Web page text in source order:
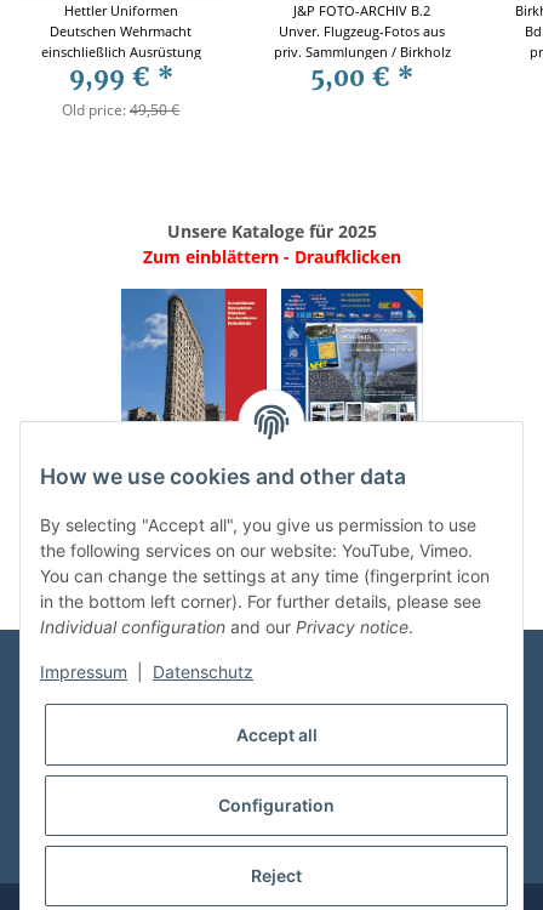
Hettler Uniformen
Deutschen Wehrmacht
einschließlich Ausrüstung
Seitenwaffen
9,99 € *
Old price:49,50 €
J&P FOTO-ARCHIV B.2
Unver. Flugzeug-Fotos aus
priv. Sammlungen / Birkholz
- Mexpl
5,00 € *
Unsere Kataloge für 2025
Zum einblättern - Draufklicken
. ..
Categories
Shop Service
* All prices incl. VAT, plusshipping fees
How we use cookies and other data
By selecting "Accept all", you give us permission to use
the following services on our website: YouTube, Vimeo.
You can change the settings at any time (fingerprint icon
in the bottom left corner). For further details, please see
Individual configuration and our Privacy notice.
Impressum Datenschutz
Accept all
Configuration
Reject